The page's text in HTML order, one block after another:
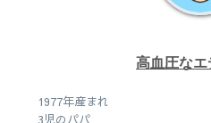
高血圧なエ
1977年産まれ
3児のパパ